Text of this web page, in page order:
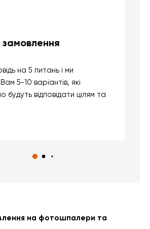
замовлення
на 5 питань і ми
5-10 варіантів, які
будуть відповідати цілям та
на фотошпалери та